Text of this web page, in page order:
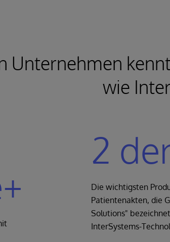
Unternehmen
wie
2
Die wichtigsten
Patientenakten, die
Solutions"
InterSystems-